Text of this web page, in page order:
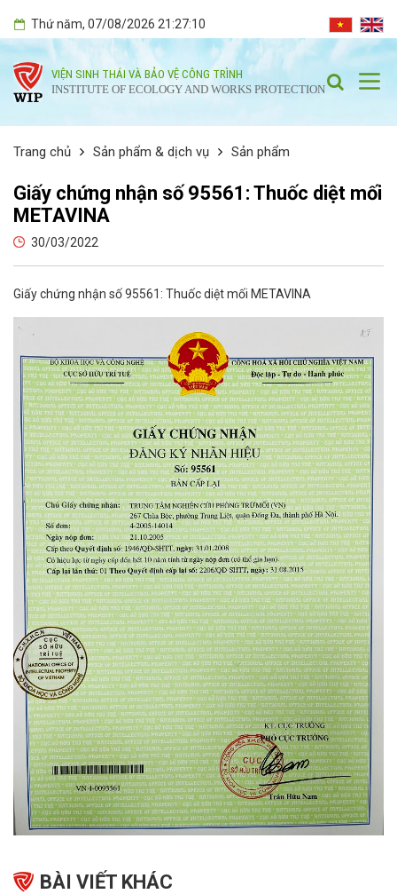
Thứ năm, 07/08/2026 21:27:11
VIỆN SINH THÁI VÀ BẢO VỆ CÔNG TRÌNH
INSTITUTE OF ECOLOGY AND WORKS PROTECTION
Trang chủ Sản phẩm & dịch vụ Sản phẩm
Giấy chứng nhận số 95561: Thuốc diệt mối
METAVINA
30/03/2022
Giấy chứng nhận số 95561: Thuốc diệt mối METAVINA
BÀI VIẾT KHÁC